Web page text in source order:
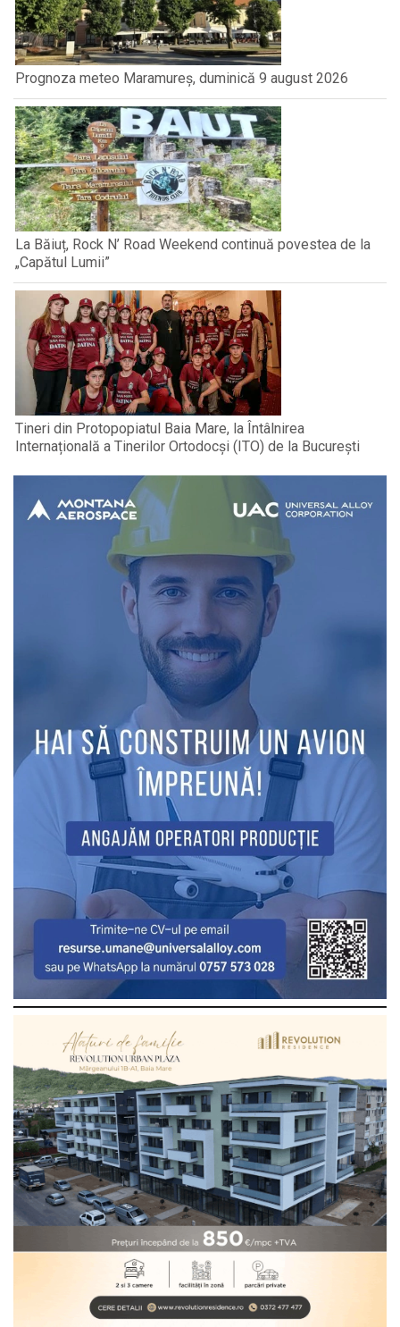
Prognoza meteo Maramureș, duminică 9 august 2026
La Băiuț, Rock N’ Road Weekend continuă povestea de la
„Capătul Lumii”
Tineri din Protopopiatul Baia Mare, la Întâlnirea
Internațională a Tinerilor Ortodocși (ITO) de la București